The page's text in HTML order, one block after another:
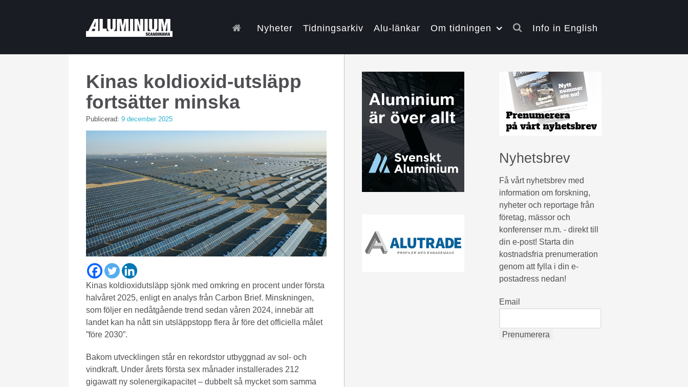
Nyheter Tidningsarkiv Alu-länkar Om tidningen Info in English
Kinas koldioxid-utsläpp
fortsätter minska
Publicerad:9 december 2025
Kinas koldioxidutsläpp sjönk med omkring en procent under första
halvåret 2025, enligt en analys från Carbon Brief. Minskningen,
som följer en nedåtgående trend sedan våren 2024, innebär att
landet kan ha nått sin utsläppstopp flera år före det officiella målet
”före 2030”.
Bakom utvecklingen står en rekordstor utbyggnad av sol- och
vindkraft. Under årets första sex månader installerades 212
gigawatt ny solenergikapacitet – dubbelt så mycket som samma
Nyhetsbrev
Få vårt nyhetsbrev med
information om forskning,
nyheter och reportage från
företag, mässor och
konferenser m.m. - direkt till
din e-post! Starta din
kostnadsfria prenumeration
genom att fylla i din e-
postadress nedan!
Email